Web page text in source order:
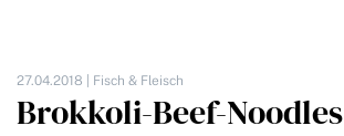
27.04.2018 | Fisch & Fleisch
Brokkoli-Beef-Noodles